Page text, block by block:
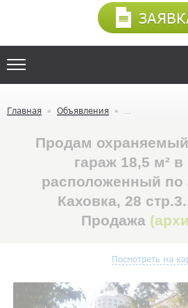
Главная Объявления
Продам
гараж 18,5 м²
расположенный по
Каховка, 28
Продажа
Посмотреть на